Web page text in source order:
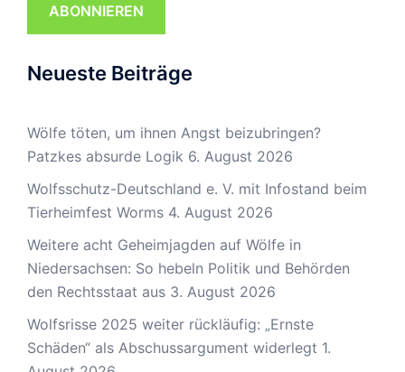
ABONNIEREN
Neueste Beiträge
Wölfe töten, um ihnen Angst beizubringen?
Patzkes absurde Logik 6. August 2026
Wolfsschutz-Deutschland e. V. mit Infostand beim
Tierheimfest Worms 4. August 2026
Weitere acht Geheimjagden auf Wölfe in
Niedersachsen: So hebeln Politik und Behörden
den Rechtsstaat aus 3. August 2026
Wolfsrisse 2025 weiter rückläufig: „Ernste
Schäden“ als Abschussargument widerlegt 1.